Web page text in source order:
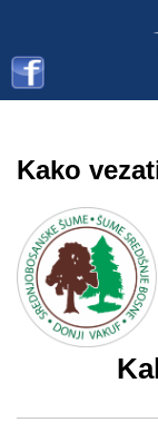
Kako